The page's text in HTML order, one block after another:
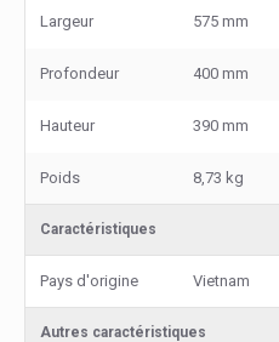
Largeur 575 mm
Profondeur 400 mm
Hauteur 390 mm
Poids 8,73 kg
Caractéristiques
Pays d'origine Vietnam
Autres caractéristiques